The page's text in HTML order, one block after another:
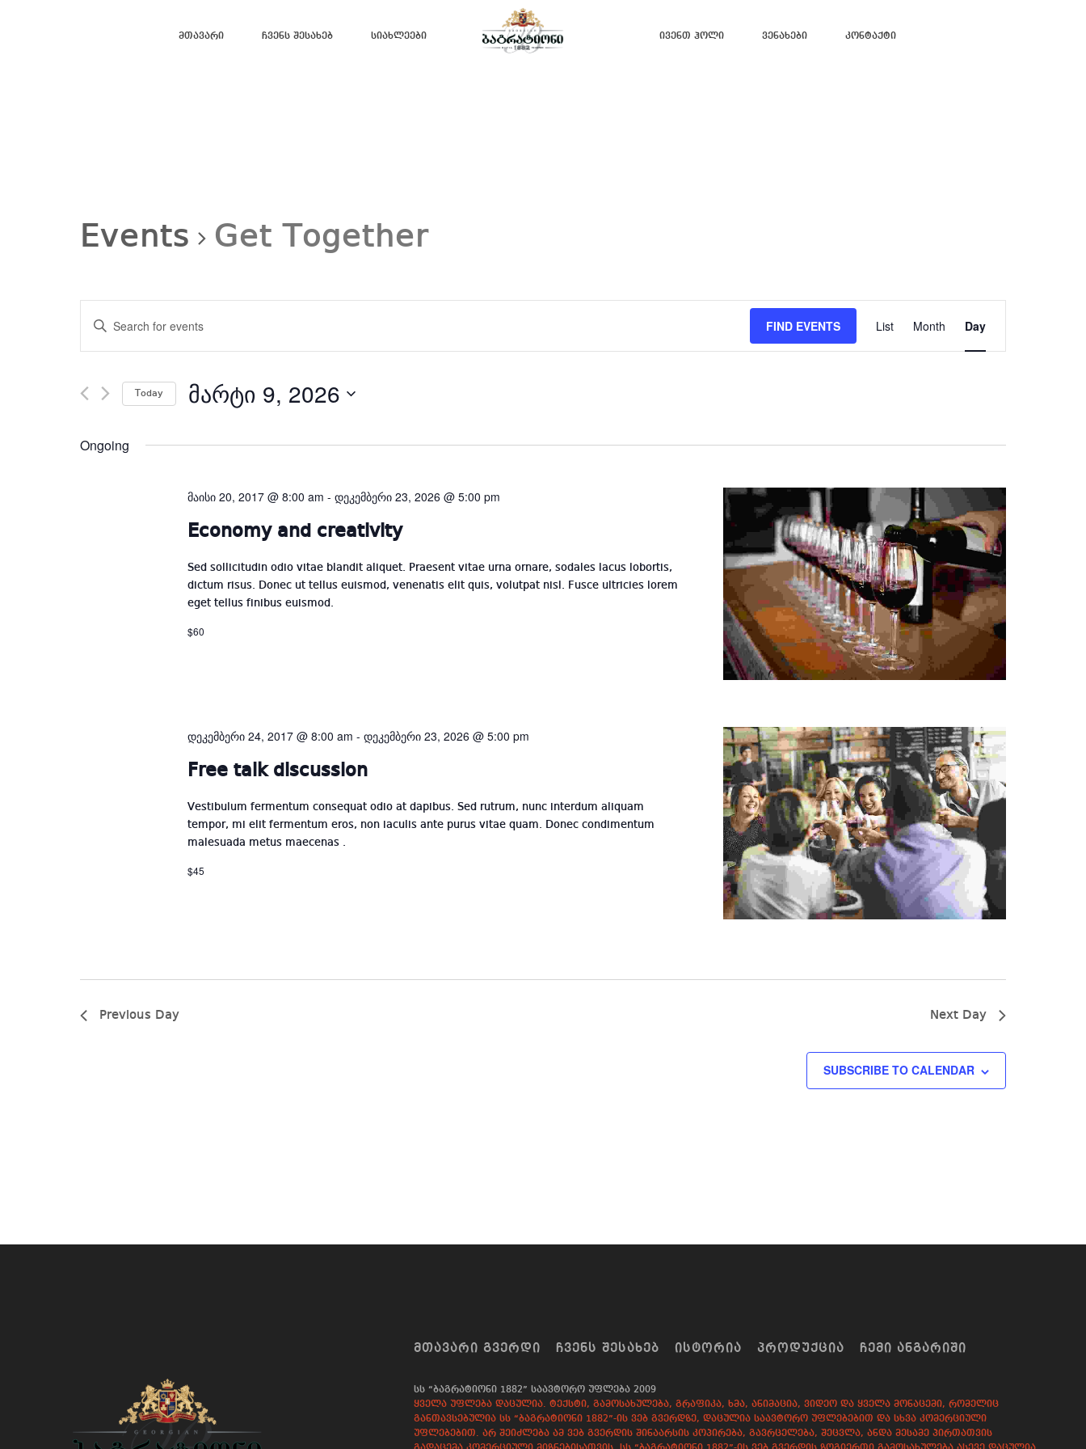
Მთავარი Ჩვენს Შესახებ Სიახლეები Ივენთ Ჰოლი Ვენახები Კონტაქტი
Events Get Together
Events
and
Views
Enter
for
Keyword.
FIND EVENTS
Views
List Month Day
Today ᲛᲐᲠᲢᲘ 9, 2026
Ongoing
მაისი 20, 2017 @ 8:00 am - დეკემბერი 23, 2026 @ 5:00 pm
Economy and creativity
Sed sollicitudin odio vitae blandit aliquet. Praesent vitae urna ornare, sodales lacus lobortis,
dictum risus. Donec ut tellus euismod, venenatis elit quis, volutpat nisl. Fusce ultricies lorem
eget tellus finibus euismod.
$60
დეკემბერი 24, 2017 @ 8:00 am - დეკემბერი 23, 2026 @ 5:00 pm
Free talk discussion
Vestibulum fermentum consequat odio at dapibus. Sed rutrum, nunc interdum aliquam
tempor, mi elit fermentum eros, non iaculis ante purus vitae quam. Donec condimentum
malesuada metus maecenas .
$45
Previous Day Next Day
SUBSCRIBE TO CALENDAR
ᲛᲗᲐᲕᲐᲠᲘ ᲒᲕᲔᲠᲓᲘ ᲩᲕᲔᲜᲡ ᲨᲔᲡᲐᲮᲔᲑ ᲘᲡᲢᲝᲠᲘᲐ ᲞᲠᲝᲓᲣᲥᲪᲘᲐ ᲩᲔᲛᲘ ᲐᲜᲒᲐᲠᲘᲨᲘ
სს “ბაგრატიონი 1882” საავტორო უფლება 2009
ყველა უფლება დაცულია. ტექსტი, გამოსახულება, გრაფიკა, ხმა, ანიმაცია, ვიდეო და ყველა მონაცემი, რომელიც
განთავსებულია სს “ბაგრატიონი 1882”-ის ვებ გვერდზე, დაცულია საავტორო უფლებებით და სხვა კომერციული
უფლებებით. არ შეიძლება ამ ვებ გვერდის შინაარსის კოპირება, გავრცელება, შეცვლა, ანდა მესამე პირთათვის